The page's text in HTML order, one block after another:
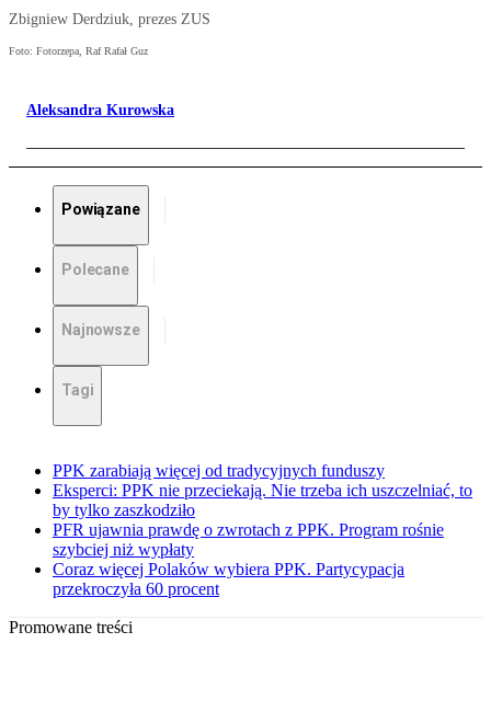
Zbigniew Derdziuk, prezes ZUS
Foto: Fotorzepa, Raf Rafał Guz
Aleksandra Kurowska
Powiązane
Polecane
Najnowsze
Tagi
PPK zarabiają więcej od tradycyjnych funduszy
Eksperci: PPK nie przeciekają. Nie trzeba ich uszczelniać, to
by tylko zaszkodziło
PFR ujawnia prawdę o zwrotach z PPK. Program rośnie
szybciej niż wypłaty
Coraz więcej Polaków wybiera PPK. Partycypacja
przekroczyła 60 procent
Promowane treści